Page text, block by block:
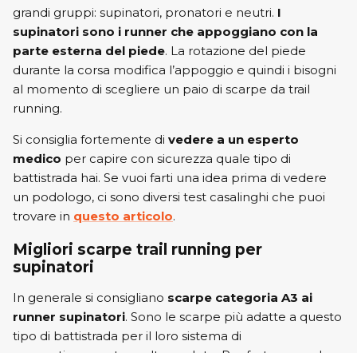
grandi gruppi: supinatori, pronatori e neutri. I
supinatori sono i runner che appoggiano con la
parte esterna del piede. La rotazione del piede
durante la corsa modifica l’appoggio e quindi i bisogni
al momento di scegliere un paio di scarpe da trail
running.
Si consiglia fortemente di vedere a un esperto
medico per capire con sicurezza quale tipo di
battistrada hai. Se vuoi farti una idea prima di vedere
un podologo, ci sono diversi test casalinghi che puoi
trovare in questo articolo.
Migliori scarpe trail running per
supinatori
In generale si consigliano scarpe categoria A3 ai
runner supinatori. Sono le scarpe più adatte a questo
tipo di battistrada per il loro sistema di